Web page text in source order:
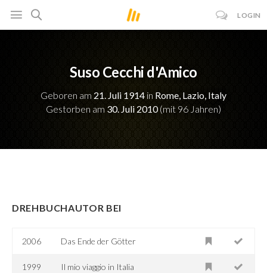
LOGIN
Suso Cecchi d'Amico
Geboren am 21. Juli 1914 in Rome, Lazio, Italy
Gestorben am 30. Juli 2010(mit 96 Jahren)
DREHBUCHAUTOR BEI
2006 Das Ende der Götter
1999 Il mio viaggio in Italia